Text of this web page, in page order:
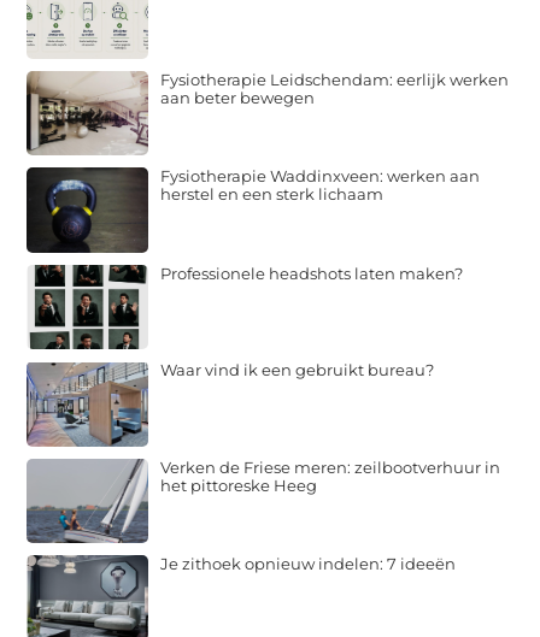
Fysiotherapie Leidschendam: eerlijk werken
aan beter bewegen
Fysiotherapie Waddinxveen: werken aan
herstel en een sterk lichaam
Professionele headshots laten maken?
Waar vind ik een gebruikt bureau?
Verken de Friese meren: zeilbootverhuur in
het pittoreske Heeg
Je zithoek opnieuw indelen: 7 ideeën